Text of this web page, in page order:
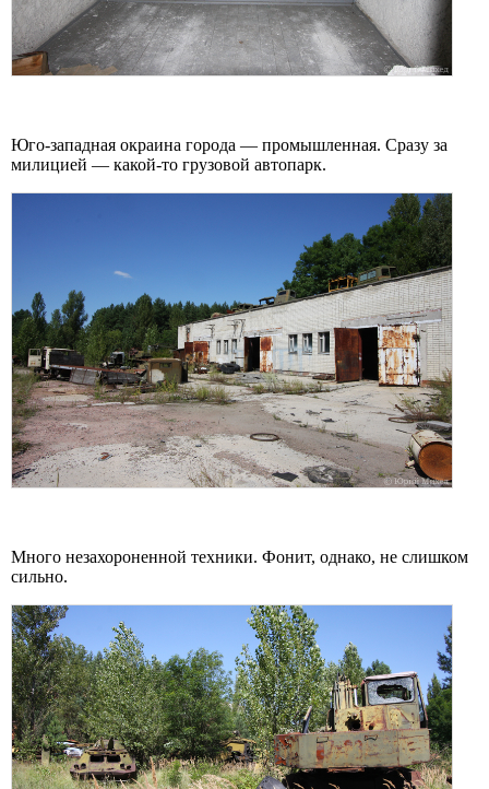
Юго-западная окраина города — промышленная. Сразу за
милицией — какой-то грузовой автопарк.
Много незахороненной техники. Фонит, однако, не слишком
сильно.